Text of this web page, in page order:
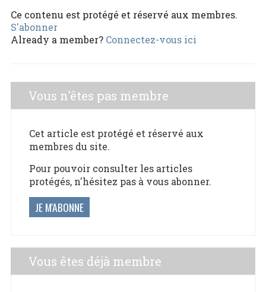
Ce contenu est protégé et réservé aux membres.
S'abonner
Already a member? Connectez-vous ici
Vous n'êtes pas membre
Cet article est protégé et réservé aux
membres du site.
Pour pouvoir consulter les articles
protégés, n'hésitez pas à vous abonner.
JE M'ABONNE
Vous êtes déjà membre